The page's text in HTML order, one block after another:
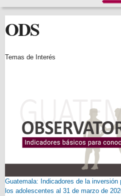
ODS
Temas de Interés
Guatemala: Indicadores de la
los adolescentes al 31 de marzo de